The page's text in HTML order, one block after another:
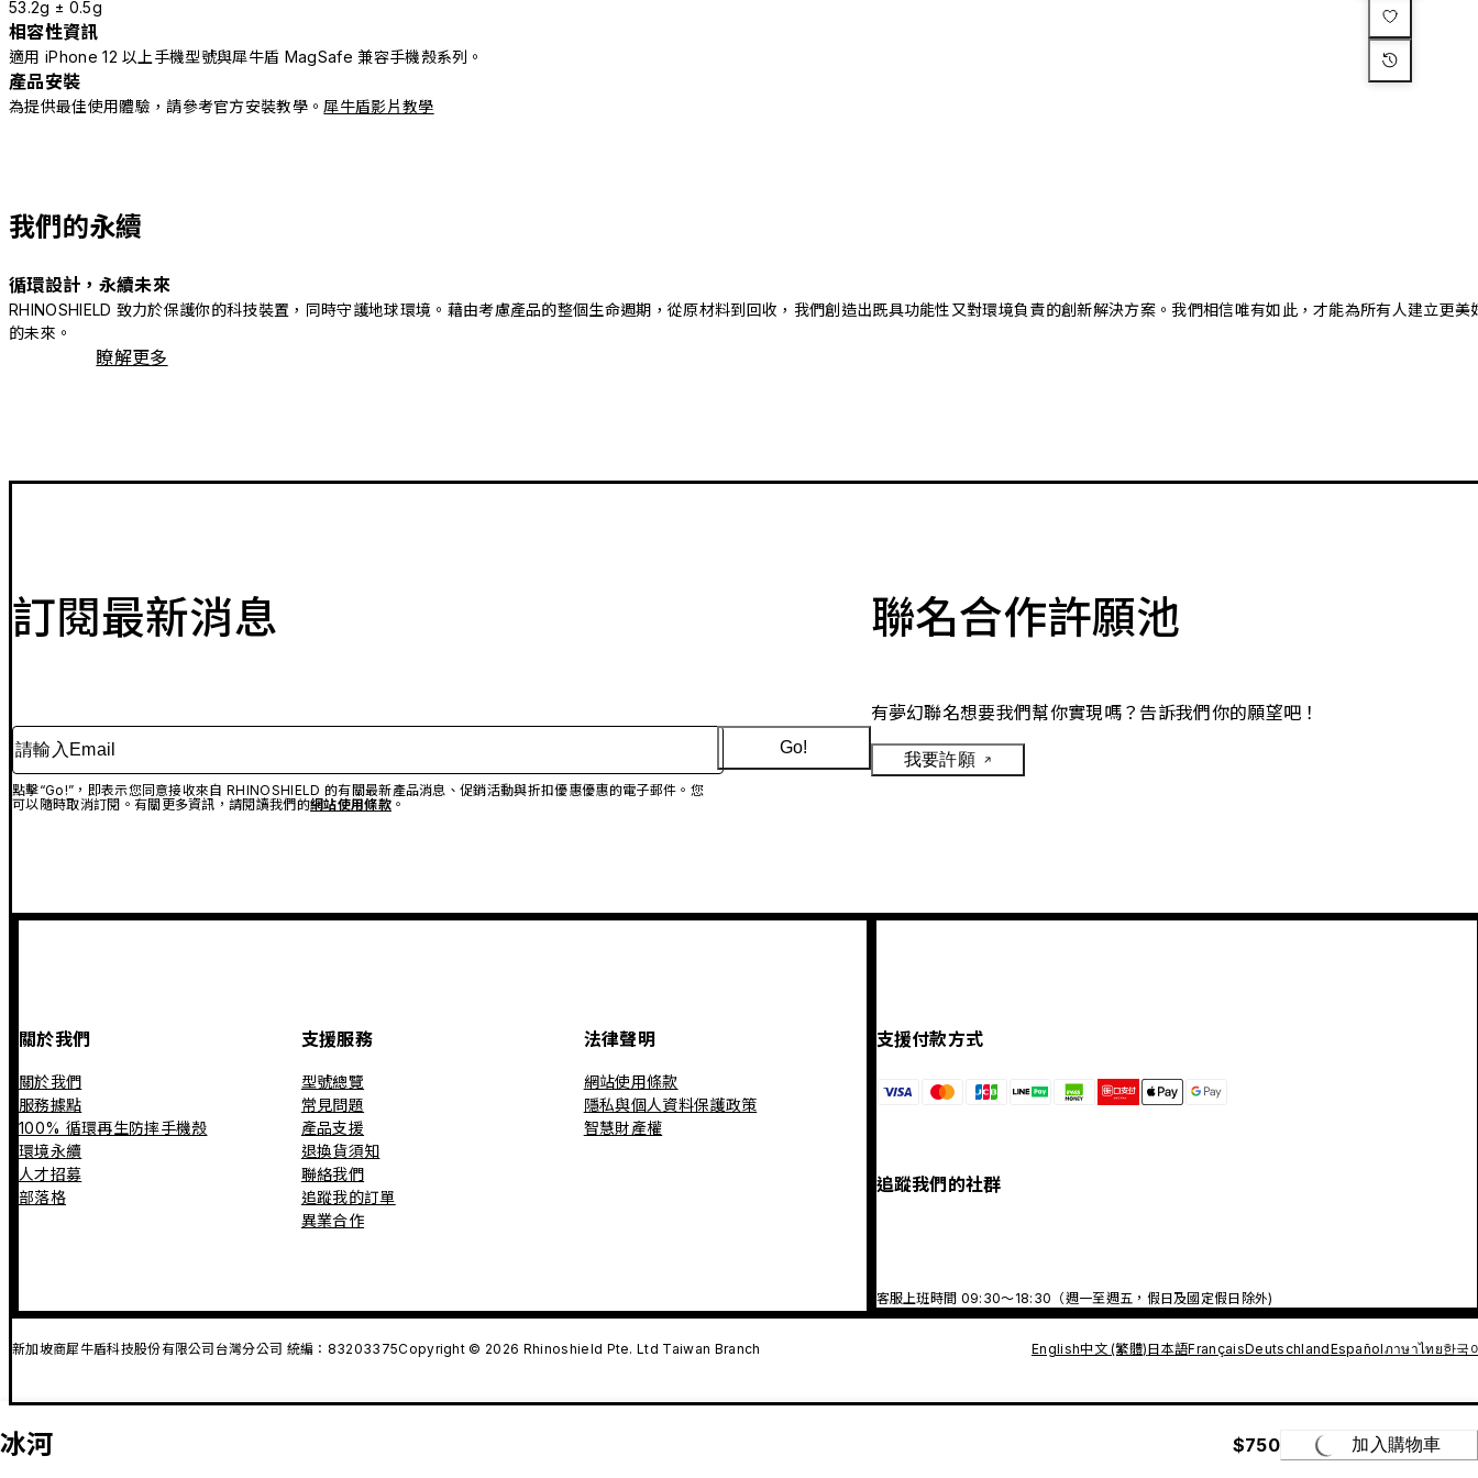
53.2g ± 0.5g
相容性資訊
適用 iPhone 12 以上手機型號與犀牛盾 MagSafe 兼容手機殼系列。
產品安裝
為提供最佳使用體驗，請參考官方安裝教學。 犀牛盾影片教學
我們的永續
循環設計，永續未來
RHINOSHIELD 致力於保護你的科技裝置，同時守護地球環境。藉由考慮產品的整個生命週期，從原材料到回收，我們創造出既具功能性又對環境負責的創新解決方案。我們相信唯有如此，才能為所有人建立更美
的未來。
瞭解更多
$750 加入購物車
冰河
訂閱最新消息
請輸入Email
點擊“Go!”，即表示您同意接收來自 RHINOSHIELD 的有關最新產品消息、促銷活動與折扣優惠優惠的電子郵件。您
可以隨時取消訂閱。有關更多資訊，請閱讀我們的網站使用條款。
Go!
聯名合作許願池
有夢幻聯名想要我們幫你實現嗎？告訴我們你的願望吧！
我要許願
關於我們
關於我們
服務據點
100% 循環再生防摔手機殼
環境永續
人才招募
部落格
支援服務
型號總覽
常見問題
產品支援
退換貨須知
聯絡我們
追蹤我的訂單
異業合作
法律聲明
網站使用條款
隱私與個人資料保護政策
智慧財產權
支援付款方式
追蹤我們的社群
客服上班時間 09:30～18:30（週一至週五，假日及國定假日除外)
English中文 (繁體)日本語FrançaisDeutschlandEspañolภาษาไทย한국
新加坡商犀牛盾科技股份有限公司台灣分公司 統編：83203375Copyright © 2026 Rhinoshield Pte. Ltd Taiwan Branch